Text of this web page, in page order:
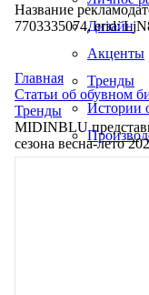
Дизайн
Акценты
Тренды
Истории
Название
7703335074, erid:
Главная
Статьи об обувном
Тренды
MIDINBLU
сезона весна-лето